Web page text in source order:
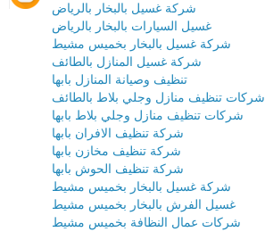
شركة غسيل بالبخار بالرياض
غسيل السيارات بالبخار بالرياض
شركة غسيل بالبخار بخميس مشيط
شركة غسيل المنازل بالطائف
تنظيف وصيانة المنازل بابها
شركات تنظيف منازل وجلي بلاط بالطائف
شركات تنظيف منازل وجلي بلاط بابها
شركة تنظيف الافران بابها
شركة تنظيف مخازن بابها
شركة تنظيف الحوش بابها
شركة غسيل بالبخار بخميس مشيط
غسيل الفرش بالبخار بخميس مشيط
شركات عمال النظافة بخميس مشيط